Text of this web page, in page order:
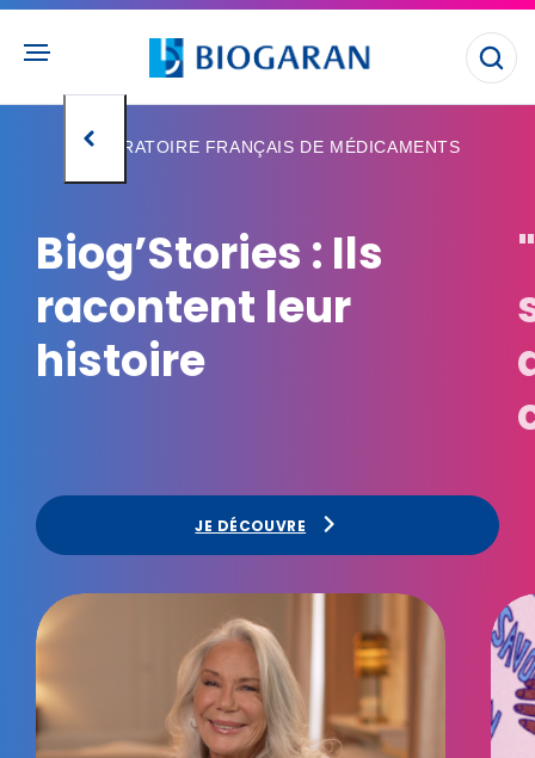
Aller
au
contenu
la
LABORATOIRE FRANÇAIS DE MÉDICAMENTS
Biog’Stories : Ils
racontent leur
histoire
JE DÉCOUVRE